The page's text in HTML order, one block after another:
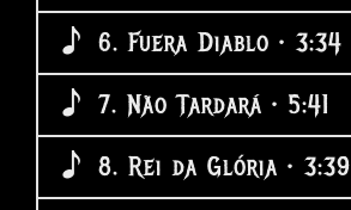
6. Fuera Diablo • 3:34
7. Não Tardará • 5:41
8. Rei da Glória • 3:39